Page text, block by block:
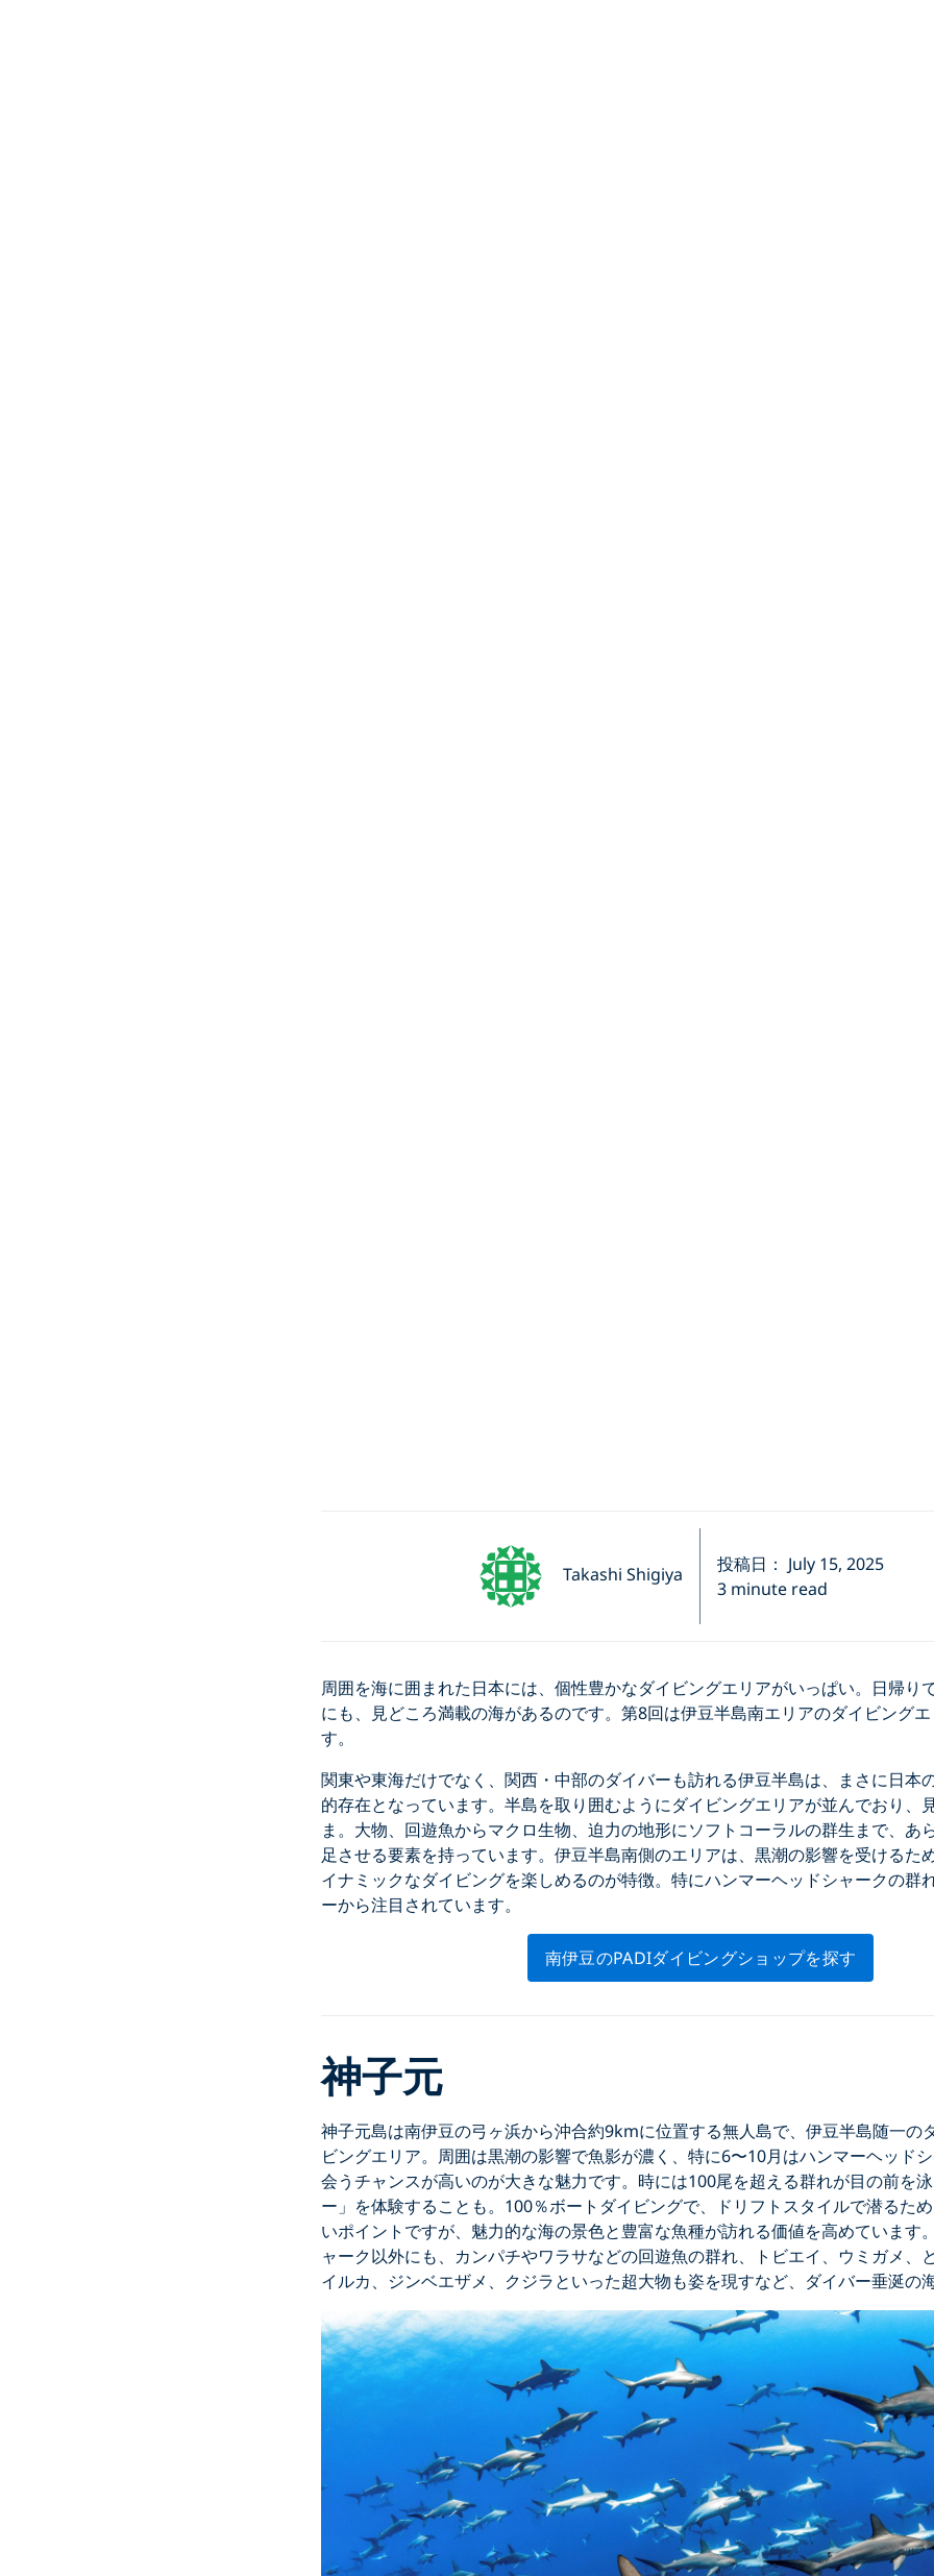
Takashi Shigiya
投稿日： July 15, 2025
3 minute read
周囲を海に囲まれた日本には、個性豊かなダイビングエリアがいっぱい。日帰り
にも、見どころ満載の海があるのです。第8回は伊豆半島南エリアのダイビングエ
す。
関東や東海だけでなく、関西・中部のダイバーも訪れる伊豆半島は、まさに日本
的存在となっています。半島を取り囲むようにダイビングエリアが並んでおり、
ま。大物、回遊魚からマクロ生物、迫力の地形にソフトコーラルの群生まで、あ
足させる要素を持っています。伊豆半島南側のエリアは、黒潮の影響を受けるた
イナミックなダイビングを楽しめるのが特徴。特にハンマーヘッドシャークの群
ーから注目されています。
南伊豆のPADIダイビングショップを探す
神子元
神子元島は南伊豆の弓ヶ浜から沖合約9kmに位置する無人島で、伊豆半島随一の
ビングエリア。周囲は黒潮の影響で魚影が濃く、特に6〜10月はハンマーヘッド
会うチャンスが高いのが大きな魅力です。時には100尾を超える群れが目の前を
ー」を体験することも。100％ボートダイビングで、ドリフトスタイルで潜るた
いポイントですが、魅力的な海の景色と豊富な魚種が訪れる価値を高めています
ャーク以外にも、カンパチやワラサなどの回遊魚の群れ、トビエイ、ウミガメ、
イルカ、ジンベエザメ、クジラといった超大物も姿を現すなど、ダイバー垂涎の